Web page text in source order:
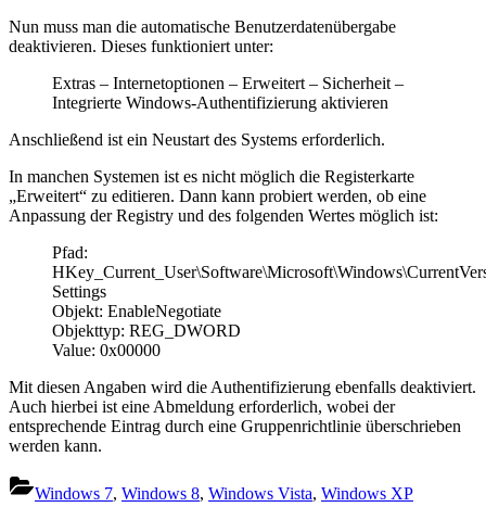
Nun muss man die automatische Benutzerdatenübergabe
deaktivieren. Dieses funktioniert unter:
Extras – Internetoptionen – Erweitert – Sicherheit –
Integrierte Windows-Authentifizierung aktivieren
Anschließend ist ein Neustart des Systems erforderlich.
In manchen Systemen ist es nicht möglich die Registerkarte
„Erweitert“ zu editieren. Dann kann probiert werden, ob eine
Anpassung der Registry und des folgenden Wertes möglich ist:
Pfad:
Settings
Objekt: EnableNegotiate
Objekttyp: REG_DWORD
Value: 0x00000
Mit diesen Angaben wird die Authentifizierung ebenfalls deaktiviert.
Auch hierbei ist eine Abmeldung erforderlich, wobei der
entsprechende Eintrag durch eine Gruppenrichtlinie überschrieben
werden kann.
Windows 7, Windows 8, Windows Vista, Windows XP